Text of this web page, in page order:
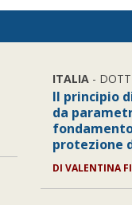
ITALIA -
Il principio
da
protezione
DIVALENTINA